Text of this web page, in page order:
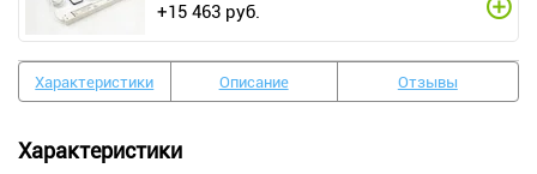
+15 463 руб.
Характеристики Описание Отзывы
Характеристики